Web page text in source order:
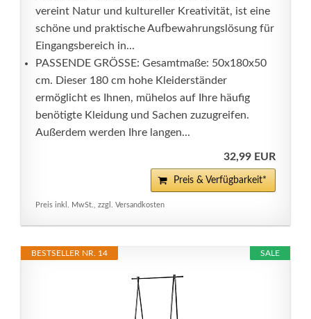
vereint Natur und kultureller Kreativität, ist eine
schöne und praktische Aufbewahrungslösung für
Eingangsbereich in...
PASSENDE GRÖSSE: Gesamtmaße: 50x180x50
cm. Dieser 180 cm hohe Kleiderständer
ermöglicht es Ihnen, mühelos auf Ihre häufig
benötigte Kleidung und Sachen zuzugreifen.
Außerdem werden Ihre langen...
32,99 EUR
Preis & Verfügbarkeit*
Preis inkl. MwSt., zzgl. Versandkosten
SALE
BESTSELLER NR. 14